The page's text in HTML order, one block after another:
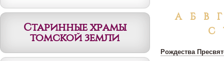
Старинные храмы
томской земли
А Б В
Г
С
Рождества